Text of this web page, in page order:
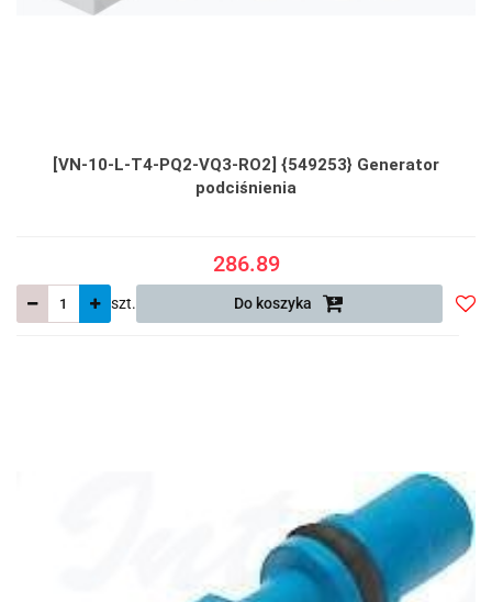
[VN-10-L-T4-PQ2-VQ3-RO2] {549253} Generator
podciśnienia
286.89
szt. Do koszyka